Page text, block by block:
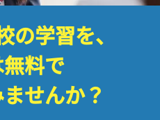
の学習を、
料で
せんか？